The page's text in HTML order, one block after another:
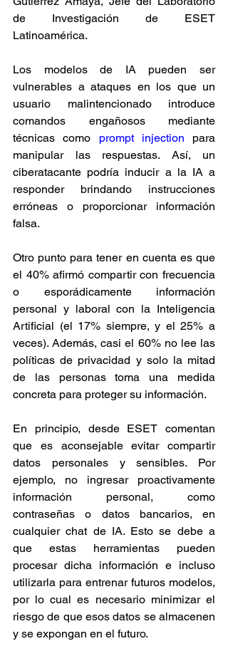
de Investigación de ESET
Latinoamérica.
Los modelos de IA pueden ser
vulnerables a ataques en los que un
usuario malintencionado introduce
comandos engañosos mediante
técnicas como prompt injection para
manipular las respuestas. Así, un
ciberatacante podría inducir a la IA a
responder brindando instrucciones
erróneas o proporcionar información
falsa.
Otro punto para tener en cuenta es que
el 40% afirmó compartir con frecuencia
o esporádicamente información
personal y laboral con la Inteligencia
Artificial (el 17% siempre, y el 25% a
veces). Además, casi el 60% no lee las
políticas de privacidad y solo la mitad
de las personas toma una medida
concreta para proteger su información.
En principio, desde ESET comentan
que es aconsejable evitar compartir
datos personales y sensibles. Por
ejemplo, no ingresar proactivamente
información personal, como
contraseñas o datos bancarios, en
cualquier chat de IA. Esto se debe a
que estas herramientas pueden
procesar dicha información e incluso
utilizarla para entrenar futuros modelos,
por lo cual es necesario minimizar el
riesgo de que esos datos se almacenen
y se expongan en el futuro.